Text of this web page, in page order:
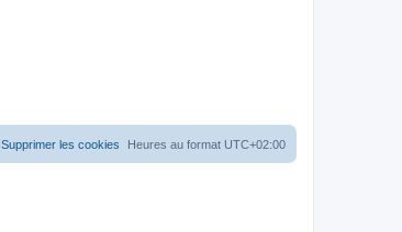
Heures au format UTC+02:00
Supprimer les cookies